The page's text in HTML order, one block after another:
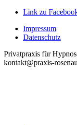
Link zu
Impressum
Datenschutz
Privatpraxis für
kontakt@praxis-